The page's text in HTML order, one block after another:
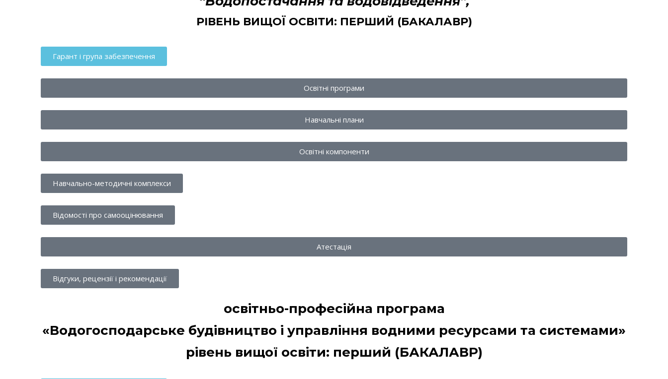
РІВЕНЬ ВИЩОЇ ОСВІТИ: ПЕРШИЙ (БАКАЛАВР)
Гарант і група забезпечення
Освітні програми
Навчальні плани
Освітні компоненти
Навчально-методичні комплекси
Відомості про самооцінювання
Атестація
Відгуки, рецензії і рекомендації
освітньо-професійна програма
«Водогосподарське будівництво і управління водними ресурсами та системами»
рівень вищої освіти: перший (БАКАЛАВР)